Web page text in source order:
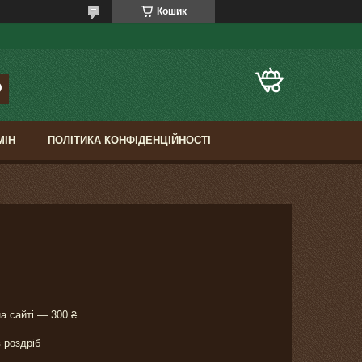
Кошик
ПОЛІТИКА КОНФІДЕНЦІЙНОСТІ
сайті — 300 ₴